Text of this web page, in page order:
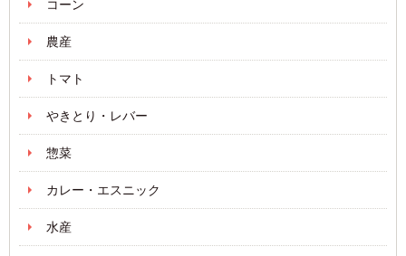
コーン
農産
トマト
やきとり・レバー
惣菜
カレー・エスニック
水産